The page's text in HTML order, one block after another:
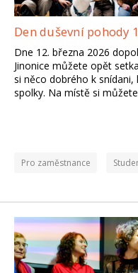
Den duševní pohody
Dne 12. března 2026
Jinonice můžete opět
si něco dobrého k
spolky. Na místě si
Pro zaměstnance